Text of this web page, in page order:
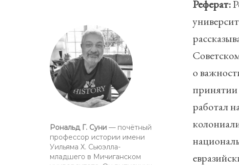
Рональд Г. Суни — почётный
профессор истории имени
Уильяма Х. Сьюэлла-
младшего в Мичиганском
Реферат:
о
принятии
работал